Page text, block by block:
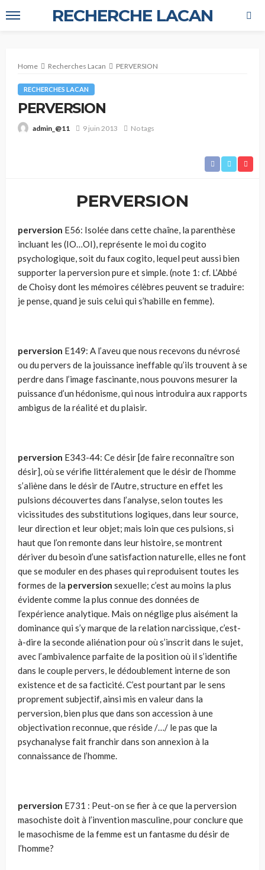
RECHERCHE LACAN
Home Recherches Lacan PERVERSION
RECHERCHES LACAN
PERVERSION
admin_@11 9 juin 2013 No tags
PERVERSION
perversion E56: Isolée dans cette chaîne, la parenthèse
incluant les (IO…OI), représente le moi du cogito
psychologique, soit du faux cogito, lequel peut aussi bien
supporter la perversion pure et simple. (note 1: cf. L’Abbé
de Choisy dont les mémoires célèbres peuvent se traduire:
je pense, quand je suis celui qui s’habille en femme).
perversion E149: A l’aveu que nous recevons du névrosé
ou du pervers de la jouissance ineffable qu’ils trouvent à se
perdre dans l’image fascinante, nous pouvons mesurer la
puissance d’un hédonisme, qui nous introduira aux rapports
ambigus de la réalité et du plaisir.
perversion E343-44: Ce désir [de faire reconnaître son
désir], où se vérifie littéralement que le désir de l’homme
s’aliène dans le désir de l’Autre, structure en effet les
pulsions découvertes dans l’analyse, selon toutes les
vicissitudes des substitutions logiques, dans leur source,
leur direction et leur objet; mais loin que ces pulsions, si
haut que l’on remonte dans leur histoire, se montrent
dériver du besoin d’une satisfaction naturelle, elles ne font
que se moduler en des phases qui reproduisent toutes les
formes de la perversion sexuelle; c’est au moins la plus
évidente comme la plus connue des données de
l’expérience analytique. Mais on néglige plus aisément la
dominance qui s’y marque de la relation narcissique, c’est-
à-dire la seconde aliénation pour où s’inscrit dans le sujet,
avec l’ambivalence parfaite de la position où il s’identifie
dans le couple pervers, le dédoublement interne de son
existence et de sa facticité. C’est pourtant par le sens
proprement subjectif, ainsi mis en valeur dans la
perversion, bien plus que dans son accession à une
objectivation reconnue, que réside /…/ le pas que la
psychanalyse fait franchir dans son annexion à la
connaissance de l’homme.
perversion E731 : Peut-on se fier à ce que la perversion
masochiste doit à l’invention masculine, pour conclure que
le masochisme de la femme est un fantasme du désir de
l’homme?